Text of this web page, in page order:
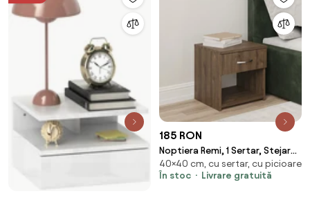
185 RON
Noptiera Remi, 1 Sertar, Stejar
Bronz, 40 x 35 x 40 cm
40×40 cm, cu sertar, cu picioare
În stoc
Livrare gratuită